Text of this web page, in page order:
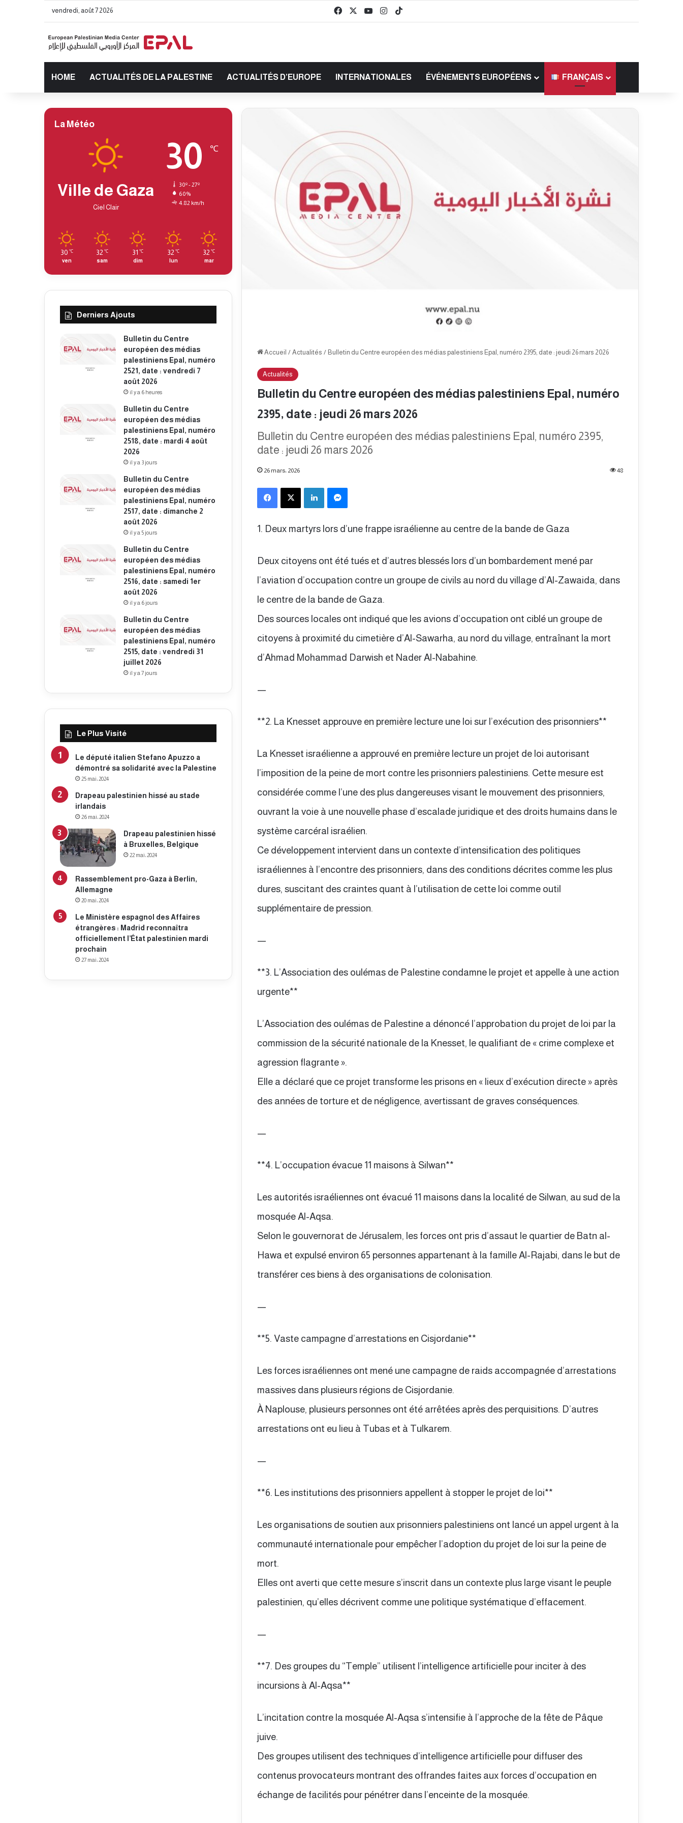
vendredi, août 7 2026 FacebookYouTubeInstagram
HOME ACTUALITÉS DE LA PALESTINE ACTUALITÉS D’EUROPE INTERNATIONALES ÉVÉNEMENTS EUROPÉENS FRANÇAIS
Accueil / Actualités / Bulletin du Centre européen des médias palestiniens Epal, numéro 2395, date : jeudi 26 mars 2026
Actualités
Bulletin du Centre européen des médias palestiniens Epal, numéro
2395, date : jeudi 26 mars 2026
Bulletin du Centre européen des médias palestiniens Epal, numéro 2395,
date : jeudi 26 mars 2026
26 mars، 2026 48
Facebook X Linkedin
1. Deux martyrs lors d’une frappe israélienne au centre de la bande de Gaza
Deux citoyens ont été tués et d’autres blessés lors d’un bombardement mené par
l’aviation d’occupation contre un groupe de civils au nord du village d’Al-Zawaida, dans
le centre de la bande de Gaza.
Des sources locales ont indiqué que les avions d’occupation ont ciblé un groupe de
citoyens à proximité du cimetière d’Al-Sawarha, au nord du village, entraînant la mort
d’Ahmad Mohammad Darwish et Nader Al-Nabahine.
—
**2. La Knesset approuve en première lecture une loi sur l’exécution des prisonniers**
La Knesset israélienne a approuvé en première lecture un projet de loi autorisant
l’imposition de la peine de mort contre les prisonniers palestiniens. Cette mesure est
considérée comme l’une des plus dangereuses visant le mouvement des prisonniers,
ouvrant la voie à une nouvelle phase d’escalade juridique et des droits humains dans le
système carcéral israélien.
Ce développement intervient dans un contexte d’intensification des politiques
israéliennes à l’encontre des prisonniers, dans des conditions décrites comme les plus
dures, suscitant des craintes quant à l’utilisation de cette loi comme outil
supplémentaire de pression.
—
**3. L’Association des oulémas de Palestine condamne le projet et appelle à une action
urgente**
L’Association des oulémas de Palestine a dénoncé l’approbation du projet de loi par la
commission de la sécurité nationale de la Knesset, le qualifiant de « crime complexe et
agression flagrante ».
Elle a déclaré que ce projet transforme les prisons en « lieux d’exécution directe » après
des années de torture et de négligence, avertissant de graves conséquences.
—
**4. L’occupation évacue 11 maisons à Silwan**
Les autorités israéliennes ont évacué 11 maisons dans la localité de Silwan, au sud de la
mosquée Al-Aqsa.
Selon le gouvernorat de Jérusalem, les forces ont pris d’assaut le quartier de Batn al-
Hawa et expulsé environ 65 personnes appartenant à la famille Al-Rajabi, dans le but de
transférer ces biens à des organisations de colonisation.
—
**5. Vaste campagne d’arrestations en Cisjordanie**
Les forces israéliennes ont mené une campagne de raids accompagnée d’arrestations
massives dans plusieurs régions de Cisjordanie.
À Naplouse, plusieurs personnes ont été arrêtées après des perquisitions. D’autres
arrestations ont eu lieu à Tubas et à Tulkarem.
—
**6. Les institutions des prisonniers appellent à stopper le projet de loi**
Les organisations de soutien aux prisonniers palestiniens ont lancé un appel urgent à la
communauté internationale pour empêcher l’adoption du projet de loi sur la peine de
mort.
Elles ont averti que cette mesure s’inscrit dans un contexte plus large visant le peuple
palestinien, qu’elles décrivent comme une politique systématique d’effacement.
—
**7. Des groupes du “Temple” utilisent l’intelligence artificielle pour inciter à des
incursions à Al-Aqsa**
L’incitation contre la mosquée Al-Aqsa s’intensifie à l’approche de la fête de Pâque
juive.
Des groupes utilisent des techniques d’intelligence artificielle pour diffuser des
contenus provocateurs montrant des offrandes faites aux forces d’occupation en
échange de facilités pour pénétrer dans l’enceinte de la mosquée.
La Météo
Ville de Gaza
Ciel Clair
30 ℃
30º - 27º
60%
4.82 km/h
30 ℃
ven
32 ℃
sam
31 ℃
dim
32 ℃
lun
32 ℃
mar
Derniers Ajouts
Bulletin du Centre
européen des médias
palestiniens Epal, numéro
2521, date : vendredi 7
août 2026
il y a 6 heures
Bulletin du Centre
européen des médias
palestiniens Epal, numéro
2518, date : mardi 4 août
2026
il y a 3 jours
Bulletin du Centre
européen des médias
palestiniens Epal, numéro
2517, date : dimanche 2
août 2026
il y a 5 jours
Bulletin du Centre
européen des médias
palestiniens Epal, numéro
2516, date : samedi 1er
août 2026
il y a 6 jours
Bulletin du Centre
européen des médias
palestiniens Epal, numéro
2515, date : vendredi 31
juillet 2026
il y a 7 jours
Le Plus Visité
Le député italien Stefano Apuzzo a
démontré sa solidarité avec la Palestine
25 mai، 2024
Drapeau palestinien hissé au stade
irlandais
26 mai، 2024
Drapeau palestinien hissé
à Bruxelles, Belgique
22 mai، 2024
Rassemblement pro-Gaza à Berlin,
Allemagne
20 mai، 2024
Le Ministère espagnol des Affaires
étrangères : Madrid reconnaîtra
officiellement l’État palestinien mardi
prochain
27 mai، 2024